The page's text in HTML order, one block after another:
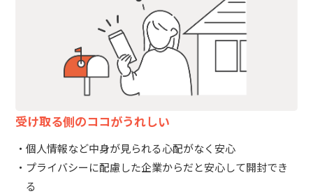
受け取る側のココがうれしい
個人情報など中身が見られる心配がなく安心
プライバシーに配慮した企業からだと安心して開封でき
る